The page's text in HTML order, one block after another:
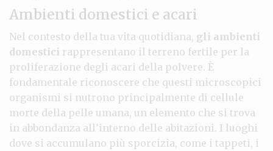
Ambienti domestici e acari
Nel contesto della tua vita quotidiana, gli ambienti
domestici rappresentano il terreno fertile per la
proliferazione degli acari della polvere. È
fondamentale riconoscere che questi microscopici
organismi si nutrono principalmente di cellule
morte della pelle umana, un elemento che si trova
in abbondanza all’interno delle abitazioni. I luoghi
dove si accumulano più sporcizia, come i tappeti, i